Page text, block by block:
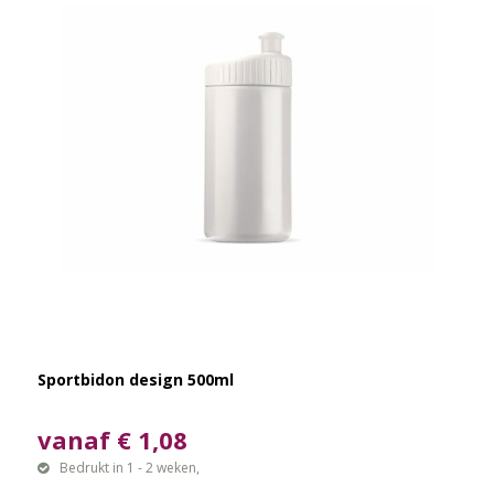
Sportbidon design 500ml
vanaf € 1,08
Bedrukt in 1 - 2 weken,